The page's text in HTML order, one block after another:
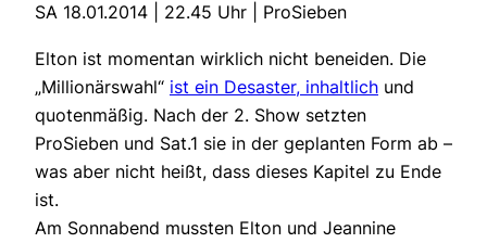
SA 18.01.2014 | 22.45 Uhr | ProSieben
Elton ist momentan wirklich nicht beneiden. Die
„Millionärswahl“ ist ein Desaster, inhaltlich und
quotenmäßig. Nach der 2. Show setzten
ProSieben und Sat.1 sie in der geplanten Form ab –
was aber nicht heißt, dass dieses Kapitel zu Ende
ist.
Am Sonnabend mussten Elton und Jeannine